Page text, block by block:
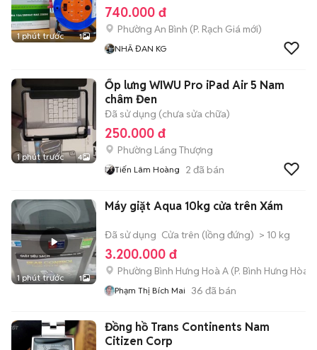
1 phút trước 1
740.000 đ
Phường An Bình (P. Rạch Giá mới)
NHÃ ĐAN KG
1 phút trước 4
Ốp lưng WIWU Pro iPad Air 5 Nam
châm Đen
Đã sử dụng (chưa sửa chữa)
250.000 đ
Phường Láng Thượng
Tiến Lâm Hoàng 2 đã bán
1 phút trước 1
Máy giặt Aqua 10kg cửa trên Xám
Đã sử dụng Cửa trên (lồng đứng) > 10 kg
3.200.000 đ
Phường Bình Hưng Hoà A (P. Bình Hưng Hòa
Phạm Thị Bích Mai 36 đã bán
Đồng hồ Trans Continents Nam
Citizen Corp